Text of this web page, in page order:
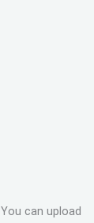
You can upload